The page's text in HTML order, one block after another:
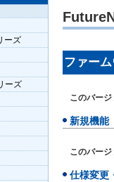
ファー
このバー
新規機能
このバージ
仕様変更
ーズ
ーズ